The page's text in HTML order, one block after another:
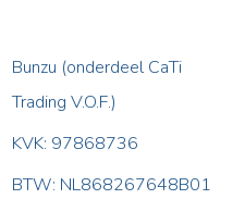
Bunzu (onderdeel CaTi
Trading V.O.F.)
KVK: 97868736
BTW: NL868267648B01